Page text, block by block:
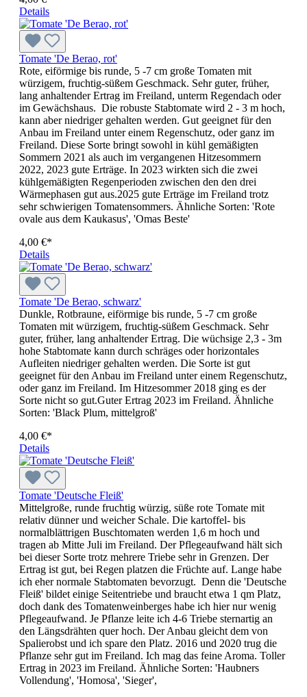
Details
Tomate 'De Berao, rot'
Rote, eiförmige bis runde, 5 -7 cm große Tomaten mit
würzigem, fruchtig-süßem Geschmack. Sehr guter, früher,
lang anhaltender Ertrag im Freiland, unterm Regendach oder
im Gewächshaus. Die robuste Stabtomate wird 2 - 3 m hoch,
kann aber niedriger gehalten werden. Gut geeignet für den
Anbau im Freiland unter einem Regenschutz, oder ganz im
Freiland. Diese Sorte bringt sowohl in kühl gemäßigten
Sommern 2021 als auch im vergangenen Hitzesommern
2022, 2023 gute Erträge. In 2023 wirkten sich die zwei
kühlgemäßigten Regenperioden zwischen den den drei
Wärmephasen gut aus.2025 gute Erträge im Freiland trotz
sehr schwierigen Tomatensommers. Ähnliche Sorten: 'Rote
ovale aus dem Kaukasus', 'Omas Beste'
4,00 €*
Details
Tomate 'De Berao, schwarz'
Dunkle, Rotbraune, eiförmige bis runde, 5 -7 cm große
Tomaten mit würzigem, fruchtig-süßem Geschmack. Sehr
guter, früher, lang anhaltender Ertrag. Die wüchsige 2,3 - 3m
hohe Stabtomate kann durch schräges oder horizontales
Aufleiten niedriger gehalten werden. Die Sorte ist gut
geeignet für den Anbau im Freiland unter einem Regenschutz,
oder ganz im Freiland. Im Hitzesommer 2018 ging es der
Sorte nicht so gut.Guter Ertrag 2023 im Freiland. Ähnliche
Sorten: 'Black Plum, mittelgroß'
4,00 €*
Details
Tomate 'Deutsche Fleiß'
Mittelgroße, runde fruchtig würzig, süße rote Tomate mit
relativ dünner und weicher Schale. Die kar­toffel- bis
normalblättrigen Buschtomaten werden 1,6 m hoch und
tragen ab Mitte Juli im Freiland. Der Pflegeaufwand hält sich
bei dieser Sorte trotz mehrere Triebe sehr in Grenzen. Der
Ertrag ist gut, bei Regen platzen die Früchte auf. Lange habe
ich eher normale Stabtomaten bevorzugt. Denn die 'Deutsche
Fleiß' bildet einige Seitentriebe und braucht etwa 1 qm Platz,
doch dank des Tomatenweinberges habe ich hier nur wenig
Pflegeaufwand. Je Pflanze leite ich 4-6 Triebe sternartig an
den Längsdrähten quer hoch. Der Anbau gleicht dem von
Spalierobst und ich spare den Platz. 2016 und 2020 trug die
Pflanze sehr gut im Freiland. Ich mag das feine Aroma. Toller
Ertrag in 2023 im Freiland. Ähnliche Sorten: 'Haubners
Vollen­dung', 'Homosa', 'Sieger',